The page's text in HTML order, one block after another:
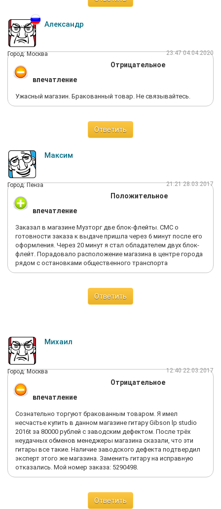
Александр
Город: Москва 23:47 04.04.2020
Отрицательное
впечатление
Ужасный магазин. Бракованный товар. Не связывайтесь.
Ответить
Максим
Город: Пенза 21:21 28.03.2017
Положительное
впечатление
Заказал в магазине Музторг две блок-флейты. СМС о
готовности заказа к выдаче пришла через 6 минут после его
оформления. Через 20 минут я стал обладателем двух блок-
флейт. Порадовало расположение магазина в центре города
рядом с остановками общественного транспорта
Ответить
Михаил
Город: Москва 12:40 22.03.2017
Отрицательное
впечатление
Сознательно торгуют бракованным товаром. Я имел
несчастье купить в данном магазине гитару Gibson lp studio
2016t за 80000 рублей с заводским дефектом. После трёх
неудачных обменов менеджеры магазина сказали, что эти
гитары все такие. Наличие заводского дефекта подтвердил
эксперт этого же магазина. Заменить гитару на исправную
отказались. Мой номер заказа: 5290498.
Ответить